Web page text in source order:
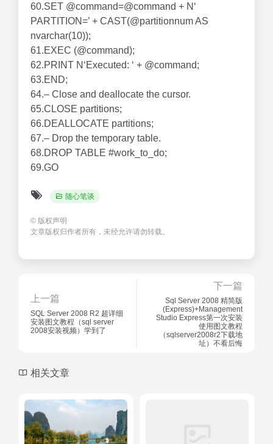
60.SET @command=@command + N‘
PARTITION=’ + CAST(@partitionnum AS
nvarchar(10));
61.EXEC (@command);
62.PRINT N‘Executed: ‘ + @command;
63.END;
64.– Close and deallocate the cursor.
65.CLOSE partitions;
66.DEALLOCATE partitions;
67.– Drop the temporary table.
68.DROP TABLE #work_to_do;
69.GO
随心笔谈
© 版权声明
文章版权归作者所有，未经允许请勿转载。
上一篇
SQL Server 2008 R2 超详细
安装图文教程（sql server
2008安装视频）学到了
下一篇
Sql Server 2008 精简版
(Express)+Management
Studio Express第一次安装
使用图文教程
（sqlserver2008r2下载地
址）不看后悔
相关文章